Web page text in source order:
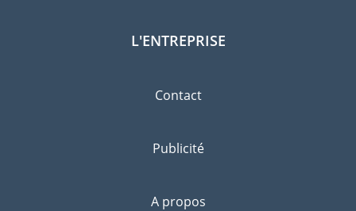
L'ENTREPRISE
Contact
Publicité
A propos